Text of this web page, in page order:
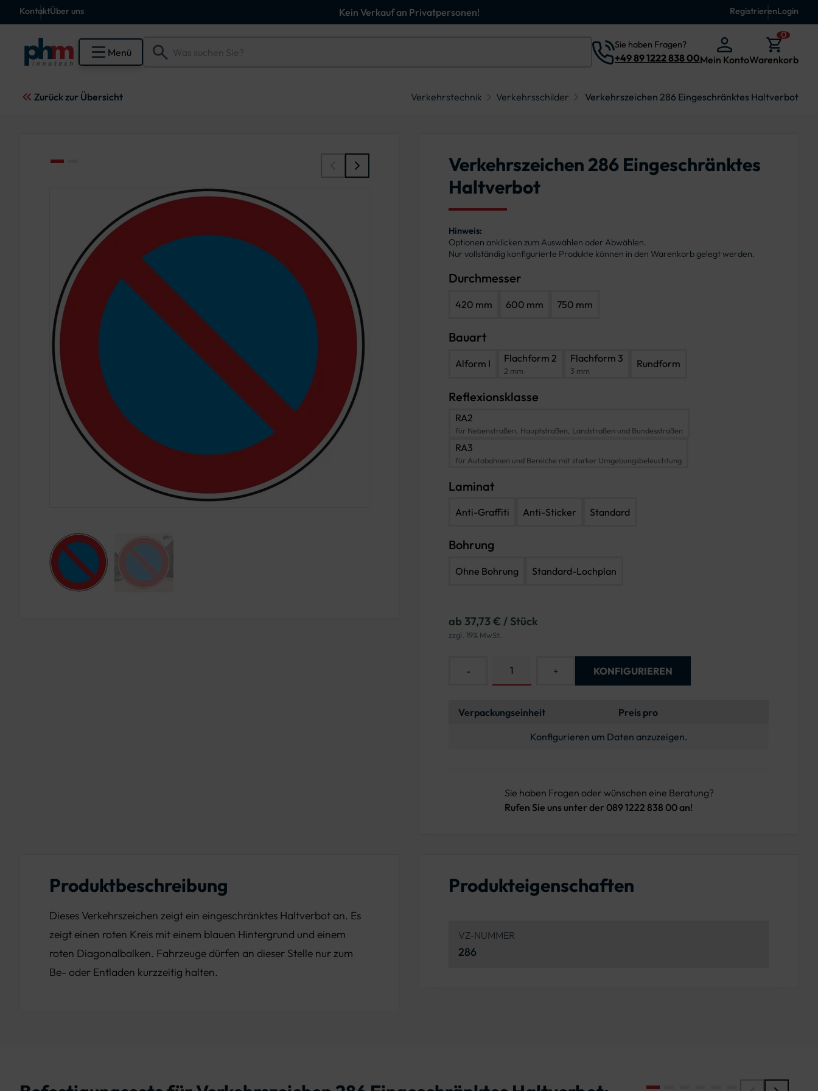
KontaktÜber uns Kein Verkauf an Privatpersonen! RegistrierenLogin
Menü
Sie haben Fragen?
+49 89 1222 838 00Mein Konto
0
Warenkorb
Zurück zur Übersicht Verkehrstechnik Verkehrsschilder Verkehrszeichen 286 Eingeschränktes Haltverbot
Verkehrszeichen 286 Eingeschränktes
Haltverbot
Hinweis:
Optionen anklicken zum Auswählen oder Abwählen.
Nur vollständig konfigurierte Produkte können in den Warenkorb gelegt werden.
Durchmesser
420 mm 600 mm 750 mm
Bauart
Alform I Flachform 2
2 mm
Flachform 3
3 mm
Rundform
Reflexionsklasse
RA2
für Nebenstraßen, Hauptstraßen, Landstraßen und Bundesstraßen
RA3
für Autobahnen und Bereiche mit starker Umgebungsbeleuchtung
Laminat
Anti-Graffiti Anti-Sticker Standard
Bohrung
Ohne Bohrung Standard-Lochplan
ab 37,73 € / Stück
zzgl. 19% MwSt.
- + KONFIGURIEREN
Verpackungseinheit
Preis pro
Konfigurieren um Daten anzuzeigen.
Sie haben Fragen oder wünschen eine Beratung?
Rufen Sie uns unter der 089 1222 838 00 an!
Produktbeschreibung
Dieses Verkehrszeichen zeigt ein eingeschränktes Haltverbot an. Es
zeigt einen roten Kreis mit einem blauen Hintergrund und einem
roten Diagonalbalken. Fahrzeuge dürfen an dieser Stelle nur zum
Be- oder Entladen kurzzeitig halten.
Produkteigenschaften
VZ-NUMMER
286